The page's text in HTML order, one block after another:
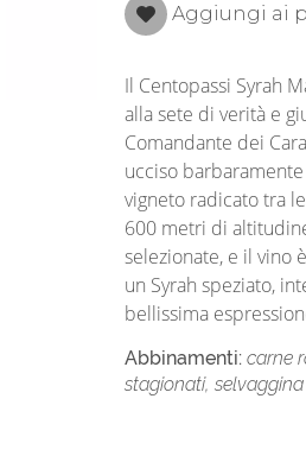
Aggiungi ai
Il Centopassi Syrah
alla sete di verità e
Comandante dei
ucciso
vigneto radicato tra
600 metri di
selezionate, e il vino
un Syrah speziato,
bellissima
Abbinamenti: carne
stagionati, selvaggina